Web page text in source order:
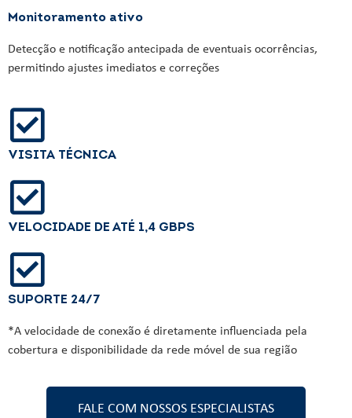
Monitoramento ativo
Detecção e notificação antecipada de eventuais ocorrências,
permitindo ajustes imediatos e correções
VISITA TÉCNICA
VELOCIDADE DE ATÉ 1,4 GBPS
SUPORTE 24/7
*A velocidade de conexão é diretamente influenciada pela
cobertura e disponibilidade da rede móvel de sua região
FALE COM NOSSOS ESPECIALISTAS